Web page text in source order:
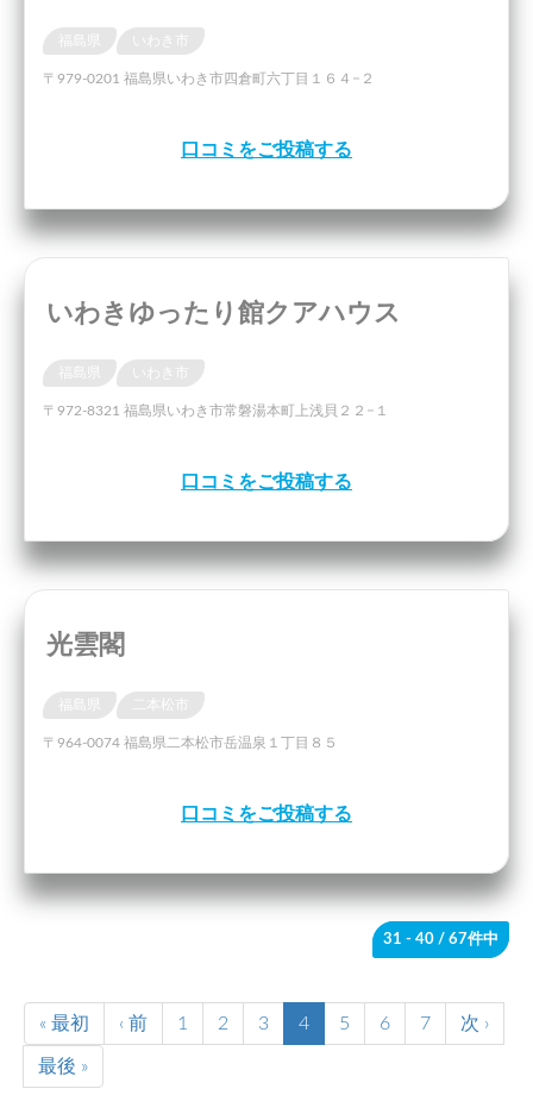
いわき市
〒979-0201 福島県いわき市四倉町六丁目１６４−２
口コミをご投稿する
いわきゆったり館クアハウス
いわき市
〒972-8321 福島県いわき市常磐湯本町上浅貝２２−１
口コミをご投稿する
光雲閣
〒964-0074 福島県二本松市岳温泉１丁目８５
口コミをご投稿する
31 - 40 / 67件中
« 最初 ‹ 前 1 2 3 4 5 6 7 次 ›
最後 »